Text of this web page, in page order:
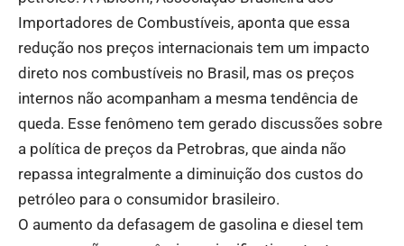
Importadores de Combustíveis, aponta que essa
redução nos preços internacionais tem um impacto
direto nos combustíveis no Brasil, mas os preços
internos não acompanham a mesma tendência de
queda. Esse fenômeno tem gerado discussões sobre
a política de preços da Petrobras, que ainda não
repassa integralmente a diminuição dos custos do
petróleo para o consumidor brasileiro.
O aumento da defasagem de gasolina e diesel tem